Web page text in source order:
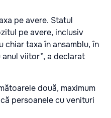
pe avere. Statul
pe avere, inclusiv
chiar taxa în ansamblu, în
viitor”, a declarat
două, maximum
persoanele cu venituri